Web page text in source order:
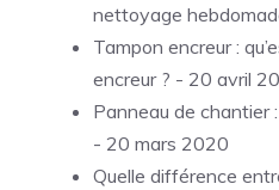
nettoyage
Tampon encreur :
encreur ? - 20 avril
Panneau de chantier
- 20 mars 2020
Quelle différence